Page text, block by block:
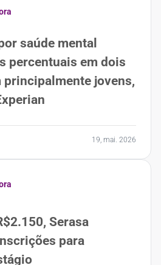
saúde mental
percentuais em dois
principalmente jovens,
19, mai. 2026
Serasa
para